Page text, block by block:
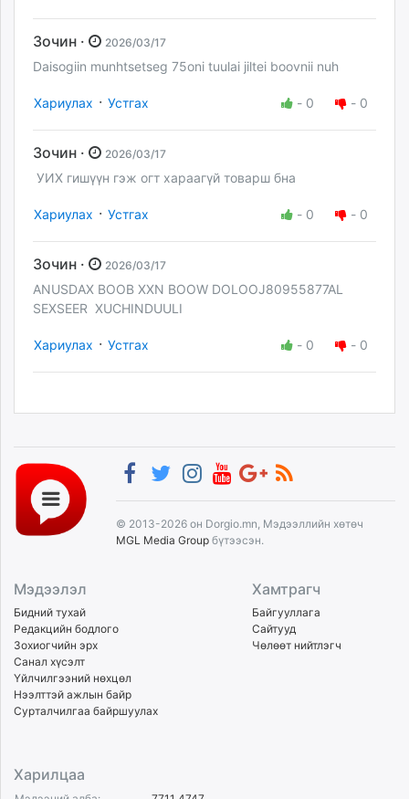
Зочин · 2026/03/17
Daisogiin munhtsetseg 75oni tuulai jiltei boovnii nuh
Хариулах · Устгах - 0 - 0
Зочин · 2026/03/17
УИХ гишүүн гэж огт хараагүй товарш бна
Хариулах · Устгах - 0 - 0
Зочин · 2026/03/17
ANUSDAX BOOB XXN BOOW DOLOOJ80955877AL
SEXSEER XUCHINDUULI
Хариулах · Устгах - 0 - 0
© 2013-2026 он Dorgio.mn, Мэдээллийн хөтөч
MGL Media Group бүтээсэн.
Мэдээлэл
Бидний тухай
Редакцийн бодлого
Зохиогчийн эрх
Санал хүсэлт
Үйлчилгээний нөхцөл
Нээлттэй ажлын байр
Сурталчилгаа байршуулах
Хамтрагч
Байгууллага
Сайтууд
Чөлөөт нийтлэгч
Харилцаа